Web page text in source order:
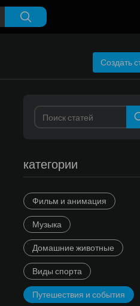
Создать
категории
Фильм и анимация
Музыка
Домашние животные
Виды спорта
Путешествия и события